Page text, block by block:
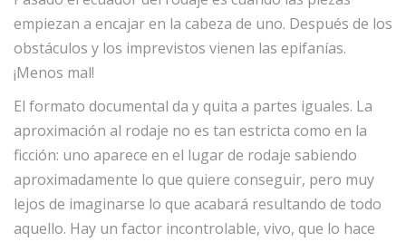
empiezan a encajar en la cabeza de uno. Después de los
obstáculos y los imprevistos vienen las epifanías.
¡Menos mal!
El formato documental da y quita a partes iguales. La
aproximación al rodaje no es tan estricta como en la
ficción: uno aparece en el lugar de rodaje sabiendo
aproximadamente lo que quiere conseguir, pero muy
lejos de imaginarse lo que acabará resultando de todo
aquello. Hay un factor incontrolable, vivo, que lo hace